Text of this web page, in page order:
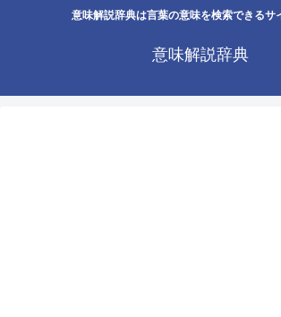
意味解説辞典は言葉の意味を検索できるサ
意味解説辞典